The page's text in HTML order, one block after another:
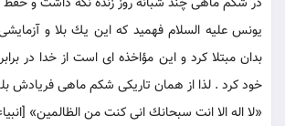
يونس عليه السلام فهميد كه اين يك بلا و
بدان مبتلا كرد و اين مؤاخذه اى است از خدا در
خود كرد . لذا از همان تاريكى شكم ماهى فريادش
«لا اله الا انت سبحانك انى كنت من الظالمين» [انبياء